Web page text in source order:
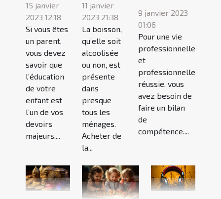
15 janvier
2023 12:18
Si vous êtes
un parent,
vous devez
savoir que
l’éducation
de votre
enfant est
l’un de vos
devoirs
majeurs....
11 janvier
2023 21:38
La boisson,
qu’elle soit
alcoolisée
ou non, est
présente
dans
presque
tous les
ménages.
Acheter de
la...
9 janvier 2023
01:06
Pour une vie
professionnelle
et
professionnelle
réussie, vous
avez besoin de
faire un bilan
de
compétence....